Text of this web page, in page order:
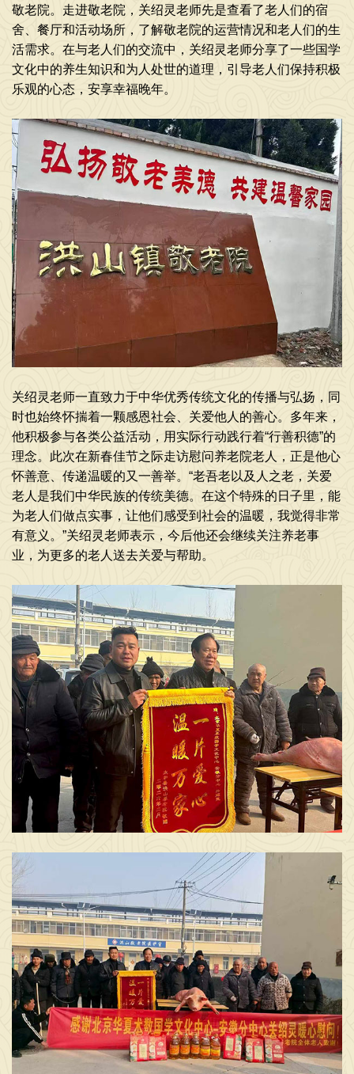
敬老院。走进敬老院，关绍灵老师先是查看了老人们的宿
舍、餐厅和活动场所，了解敬老院的运营情况和老人们的生
活需求。在与老人们的交流中，关绍灵老师分享了一些国学
文化中的养生知识和为人处世的道理，引导老人们保持积极
乐观的心态，安享幸福晚年。
关绍灵老师一直致力于中华优秀传统文化的传播与弘扬，同
时也始终怀揣着一颗感恩社会、关爱他人的善心。多年来，
他积极参与各类公益活动，用实际行动践行着“行善积德”的
理念。此次在新春佳节之际走访慰问养老院老人，正是他心
怀善意、传递温暖的又一善举。“老吾老以及人之老，关爱
老人是我们中华民族的传统美德。在这个特殊的日子里，能
为老人们做点实事，让他们感受到社会的温暖，我觉得非常
有意义。”关绍灵老师表示，今后他还会继续关注养老事
业，为更多的老人送去关爱与帮助。